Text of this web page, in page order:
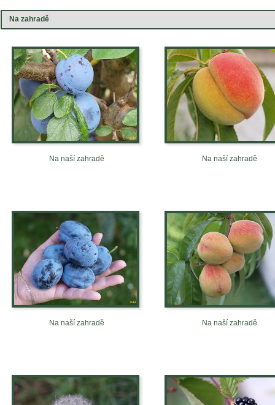
Na zahradě
Na naší zahradě Na naší zahradě
Na naší zahradě Na naší zahradě